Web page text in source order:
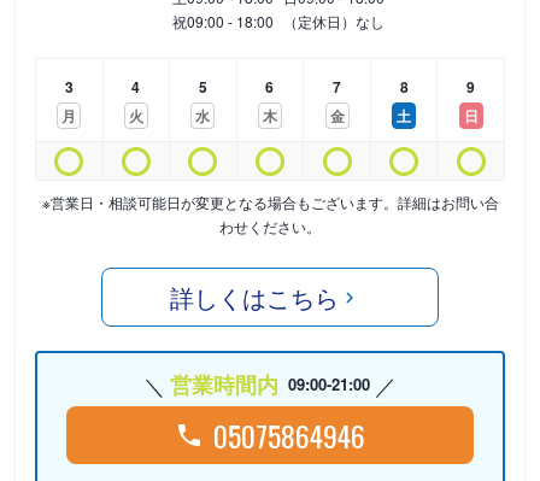
祝09:00 - 18:00 （定休日）なし
3
月
4
火
5
水
6
木
7
金
8
土
9
日
※営業日・相談可能日が変更となる場合もございます。詳細はお問い合
わせください。
詳しくはこちら
営業時間内 09:00-21:00
05075864946